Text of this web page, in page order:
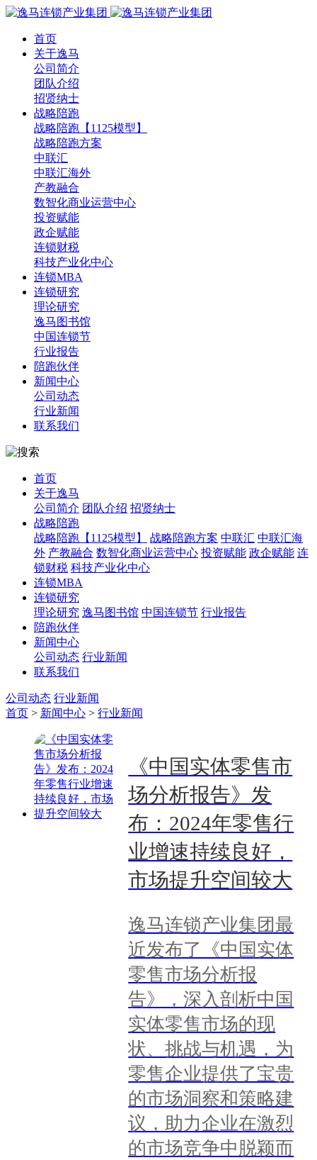
首页
关于逸马
公司简介
团队介绍
招贤纳士
战略陪跑
战略陪跑【1125模型】
战略陪跑方案
中联汇
中联汇海外
产教融合
数智化商业运营中心
投资赋能
政企赋能
连锁财税
科技产业化中心
连锁MBA
连锁研究
理论研究
逸马图书馆
中国连锁节
行业报告
陪跑伙伴
新闻中心
公司动态
行业新闻
联系我们
首页
关于逸马
公司简介 团队介绍 招贤纳士
战略陪跑
战略陪跑【1125模型】
战略陪跑方案 中联汇 中联汇海
外 产教融合 数智化商业运营中心 投资赋能 政企赋能 连
锁财税 科技产业化中心
连锁MBA
连锁研究
理论研究 逸马图书馆 中国连锁节 行业报告
陪跑伙伴
新闻中心
公司动态 行业新闻
联系我们
公司动态 行业新闻
首页 > 新闻中心 > 行业新闻
《中国实体零售市
场分析报告》发
布：2024年零售行
业增速持续良好，
市场提升空间较大
逸马连锁产业集团最
近发布了《中国实体
零售市场分析报
告》，深入剖析中国
实体零售市场的现
状、挑战与机遇，为
零售企业提供了宝贵
的市场洞察和策略建
议，助力企业在激烈
的市场竞争中脱颖而